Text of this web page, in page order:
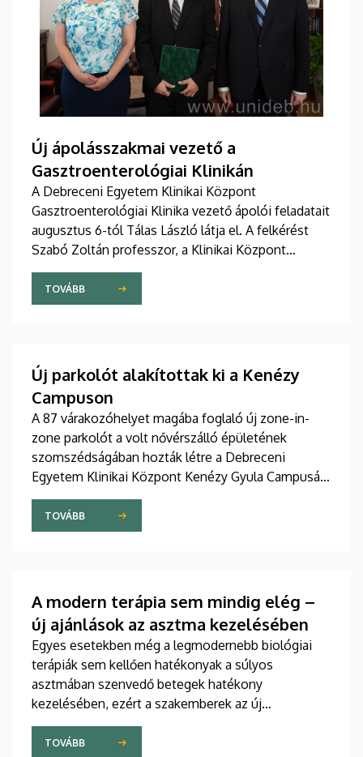
Új ápolásszakmai vezető a
Gasztroenterológiai Klinikán
A Debreceni Egyetem Klinikai Központ
Gasztroenterológiai Klinika vezető ápolói feladatait
augusztus 6-tól Tálas László látja el. A felkérést
Szabó Zoltán professzor, a Klinikai Központ
elnöke, valamint Szőllősi Anna ápolási és
szakdolgozói igazgató adta át pénteken
ünnepélyes keretek között az Elnöki Hivatalban.
TOVÁBB
Új parkolót alakítottak ki a Kenézy
Campuson
A 87 várakozóhelyet magába foglaló új zone-in-
zone parkolót a volt nővérszálló épületének
szomszédságában hozták létre a Debreceni
Egyetem Klinikai Központ Kenézy Gyula Campusán.
Az új területet várhatóan augusztusban nyitják meg
a járművek előtt.
TOVÁBB
A modern terápia sem mindig elég –
új ajánlások az asztma kezelésében
Egyes esetekben még a legmodernebb biológiai
terápiák sem kellően hatékonyak a súlyos
asztmában szenvedő betegek hatékony
kezelésében, ezért a szakemberek az új
gyógyszerek kifejlesztésére irányuló kutatások
felgyorsítását sürgetik. A témában a közelmúltban
TOVÁBB